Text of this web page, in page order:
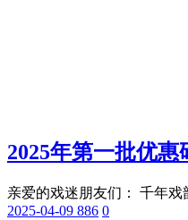
2025年第一批优
亲爱的戏迷朋友们： 千年
2025-04-09 886 0